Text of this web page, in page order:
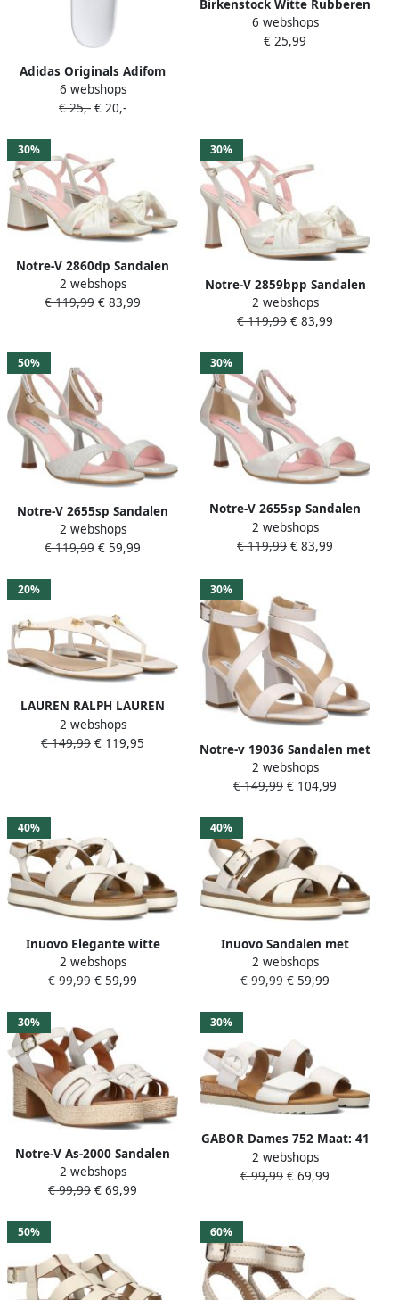
Adidas Originals Adifom
Adilette Badslippers
Sandalen Schoenen white
maaten:43 44.5 47
6 webshops
€ 25,- € 20,-
Birkenstock Witte Rubberen
Slipper Dubbele
Gespsluiting White
6 webshops
€ 25,99
30%
Notre-V 2860dp Sandalen
Dames Wit
2 webshops
€ 119,99 € 83,99
30%
Notre-V 2859bpp Sandalen
Dames Wit
2 webshops
€ 119,99 € 83,99
50%
Notre-V 2655sp Sandalen
Dames Wit
2 webshops
€ 119,99 € 59,99
30%
Notre-V 2655sp Sandalen
Dames Wit
2 webshops
€ 119,99 € 83,99
20%
LAUREN RALPH LAUREN
Dames Everley 2 Flat Sandal
Maat: 41 Materiaal: Textiel
2 webshops
€ 149,99 € 119,95
30%
Notre-v 19036 Sandalen met
Blokhak
2 webshops
€ 149,99 € 104,99
40%
Inuovo Elegante witte
sandalen Model 113120
2 webshops
€ 99,99 € 59,99
40%
Inuovo Sandalen met
sleehak INU-E25-113117-CR
2 webshops
€ 99,99 € 59,99
30%
Notre-V As-2000 Sandalen
Dames Wit
2 webshops
€ 99,99 € 69,99
30%
GABOR Dames 752 Maat: 41
Materiaal: Leer Kleur: Wit
2 webshops
€ 99,99 € 69,99
50% 60%